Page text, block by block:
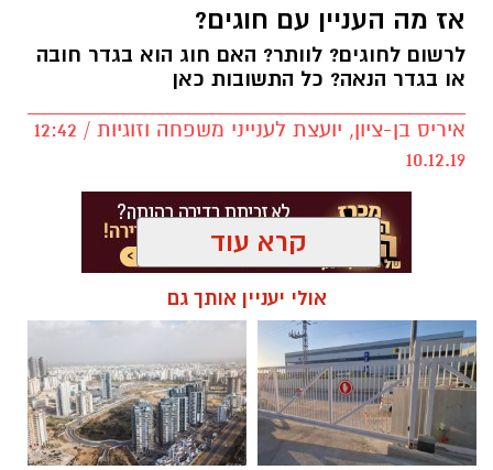
.
אז מה העניין עם חוגים?
לרשום לחוגים? לוותר? האם חוג הוא בגדר חובה
או בגדר הנאה? כל התשובות כאן
איריס בן-ציון, יועצת לענייני משפחה וזוגיות / 12:42
10.12.19
קרא עוד
אולי יעניין אותך גם